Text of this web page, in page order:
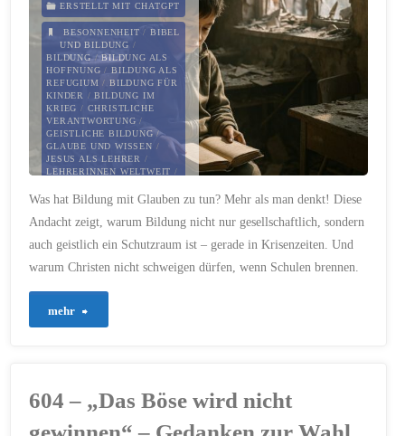
noch
fruchtbar"
ERSTELLT MIT CHATGPT
BESONNENHEIT /BIBEL
UND BILDUNG /
BILDUNG/BILDUNG ALS
HOFFNUNG / BILDUNG ALS
REFUGIUM / BILDUNG FÜR
KINDER /BILDUNG IM
KRIEG / CHRISTLICHE
VERANTWORTUNG /
GEISTLICHE BILDUNG/
GLAUBE UND WISSEN /
JESUS ALS LEHRER /
LEHRERINNEN WELTWEIT /
PAULUS UND BILDUNG/
/SCHUTZ DER
BILDUNG
9. SEPTEMBER 2025
Was hat Bildung mit Glauben zu tun? Mehr als man denkt! Diese
Andacht zeigt, warum Bildung nicht nur gesellschaftlich, sondern
auch geistlich ein Schutzraum ist – gerade in Krisenzeiten. Und
warum Christen nicht schweigen dürfen, wenn Schulen brennen.
mehr
604 – „Das Böse wird nicht